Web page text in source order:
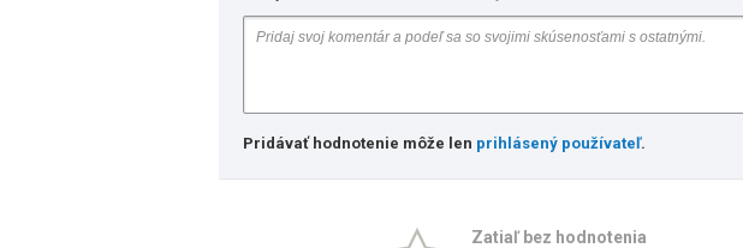
Pridávať hodnotenie môže len prihlásený používateľ.
Zatiaľ bez hodnotenia